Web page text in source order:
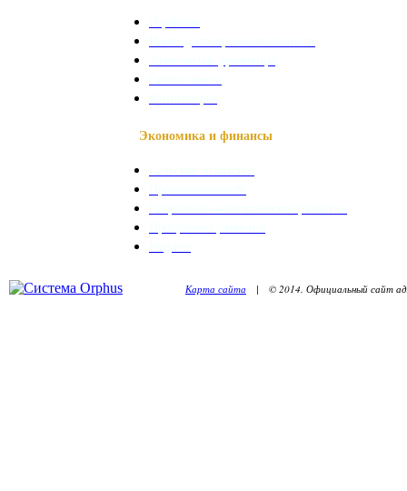
Экономика и финансы
Карта сайта | © 2014. Официальный сайт